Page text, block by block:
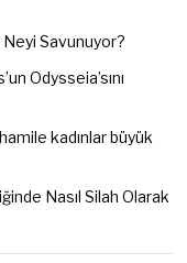
Savunuyor?
Odysseia’sını
kadınlar büyük
Nasıl Silah Olarak